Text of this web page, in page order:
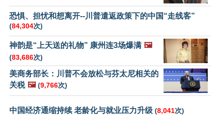
恐惧、担忧和想离开--川普遣返政策下的中国“走线客”
(84,304次)
神韵是“上天送的礼物” 康州连3场爆满 🖼️
(83,686次)
美商务部长：川普不会放松与芬太尼相关的
关税 🖼️ (9,766次)
中国经济通缩持续 老龄化与就业压力升级 (8,041次)